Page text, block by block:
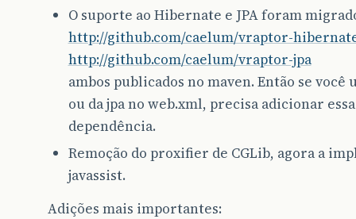
O suporte ao Hibernate e JPA foram
http://github.com/caelum/vraptor-
http://github.com/caelum/vraptor-jpa
ambos publicados no maven. Então se você
ou da jpa no web.xml, precisa adicionar essa
dependência.
Remoção do proxifier de CGLib, agora a
javassist.
Adições mais importantes: